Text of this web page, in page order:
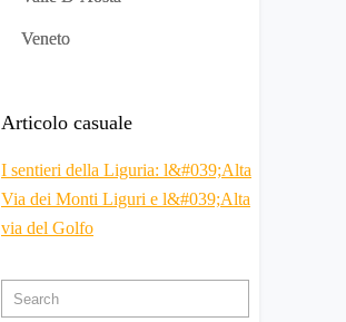
Veneto
Articolo casuale
I sentieri della Liguria: l&#039;Alta
Via dei Monti Liguri e l&#039;Alta
via del Golfo